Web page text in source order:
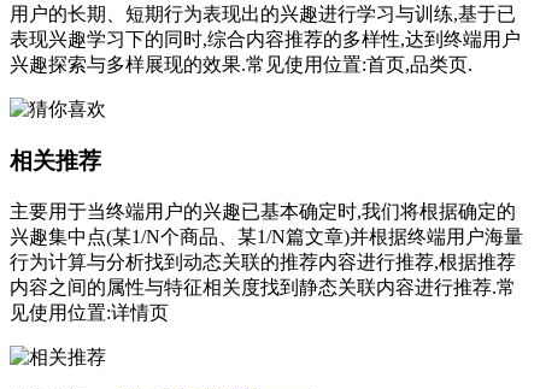
用户的长期、短期行为表现出的兴趣进行学习与训练,基于已
表现兴趣学习下的同时,综合内容推荐的多样性,达到终端用户
兴趣探索与多样展现的效果.常见使用位置:首页,品类页.
相关推荐
主要用于当终端用户的兴趣已基本确定时,我们将根据确定的
兴趣集中点(某1/N个商品、某1/N篇文章)并根据终端用户海量
行为计算与分析找到动态关联的推荐内容进行推荐,根据推荐
内容之间的属性与特征相关度找到静态关联内容进行推荐.常
见使用位置:详情页